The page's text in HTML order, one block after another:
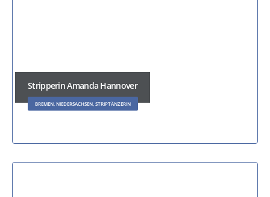
Stripperin Amanda Hannover
BREMEN, NIEDERSACHSEN, STRIPTÄNZERIN